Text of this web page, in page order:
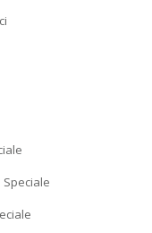
Speciale